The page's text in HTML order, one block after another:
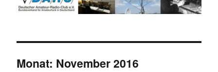
Monat: November 2016